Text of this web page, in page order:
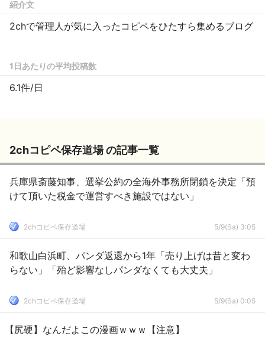
紹介文
2chで管理人が気に入ったコピペをひたすら集めるブログ
1日あたりの平均投稿数
6.1件/日
2chコピペ保存道場 の記事一覧
兵庫県斎藤知事、選挙公約の全海外事務所閉鎖を決定「預
けて頂いた税金で運営すべき施設ではない」
2chコピペ保存道場 5/9(Sa) 3:05
和歌山白浜町、パンダ返還から1年「売り上げは昔と変わ
らない」「殆ど影響なしパンダなくても大丈夫」
2chコピペ保存道場 5/9(Sa) 0:05
【尻硬】なんだよこの漫画ｗｗｗ【注意】